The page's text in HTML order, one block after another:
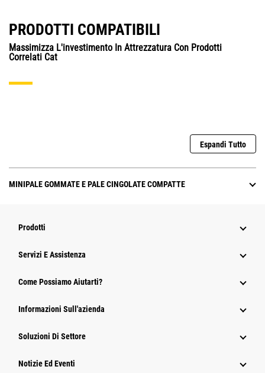
PRODOTTI COMPATIBILI
Massimizza L'investimento In Attrezzatura Con Prodotti
Correlati Cat
Espandi Tutto
MINIPALE GOMMATE E PALE CINGOLATE COMPATTE
Prodotti
Servizi E Assistenza
Come Possiamo Aiutarti?
Informazioni Sull'azienda
Soluzioni Di Settore
Notizie Ed Eventi